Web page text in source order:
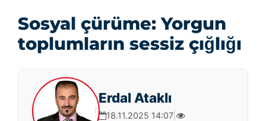
Sosyal çürüme: Yorgun
toplumların sessiz çığlığı
Erdal Ataklı
18.11.2025 14:07